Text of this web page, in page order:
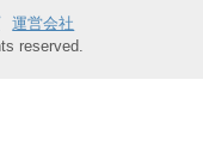
運営会社
reserved.